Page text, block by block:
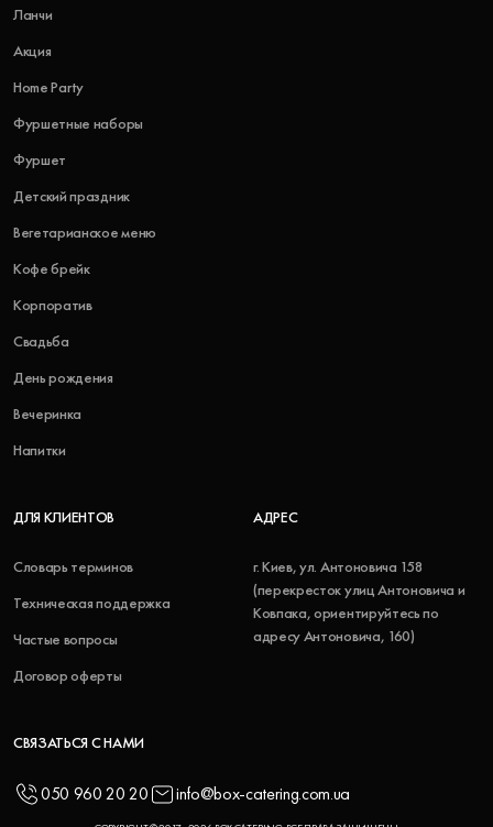
Ланчи
Акция
Home Party
Фуршетные наборы
Фуршет
Детский праздник
Вегетарианское меню
Кофе брейк
Корпоратив
Свадьба
День рождения
Вечеринка
Напитки
ДЛЯ КЛИЕНТОВ
Словарь терминов
Техническая поддержка
Частые вопросы
Договор оферты
АДРЕС
г. Киев, ул. Антоновича 158
(перекресток улиц Антоновича и
Ковпака, ориентируйтесь по
адресу Антоновича, 160)
СВЯЗАТЬСЯ С НАМИ
050 960 20 20 info@box-catering.com.ua